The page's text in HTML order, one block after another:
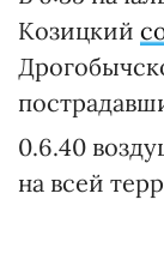
Козицкий
0.6.40
на всей